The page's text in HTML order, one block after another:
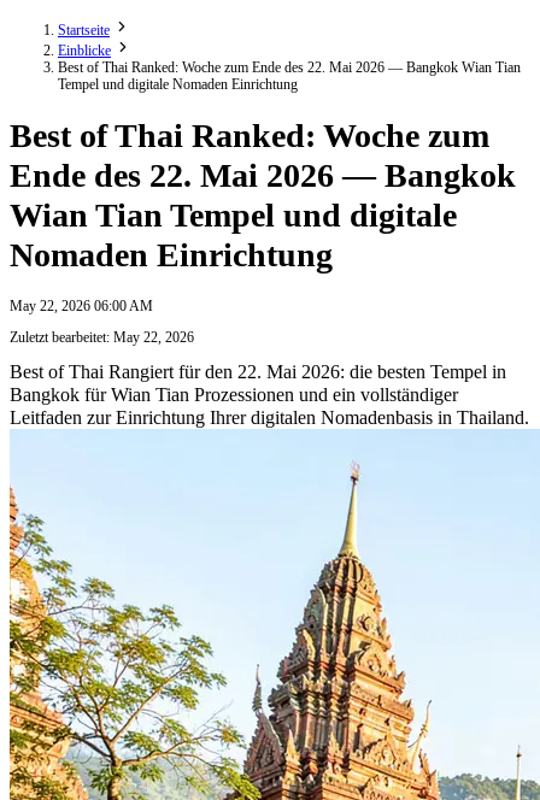
Startseite
Einblicke
Best of Thai Ranked: Woche zum Ende des 22. Mai 2026 — Bangkok Wian Tian
Tempel und digitale Nomaden Einrichtung
Best of Thai Ranked: Woche zum
Ende des 22. Mai 2026 — Bangkok
Wian Tian Tempel und digitale
Nomaden Einrichtung
May 22, 2026 06:00 AM
Zuletzt bearbeitet: May 22, 2026
Best of Thai Rangiert für den 22. Mai 2026: die besten Tempel in
Bangkok für Wian Tian Prozessionen und ein vollständiger
Leitfaden zur Einrichtung Ihrer digitalen Nomadenbasis in Thailand.